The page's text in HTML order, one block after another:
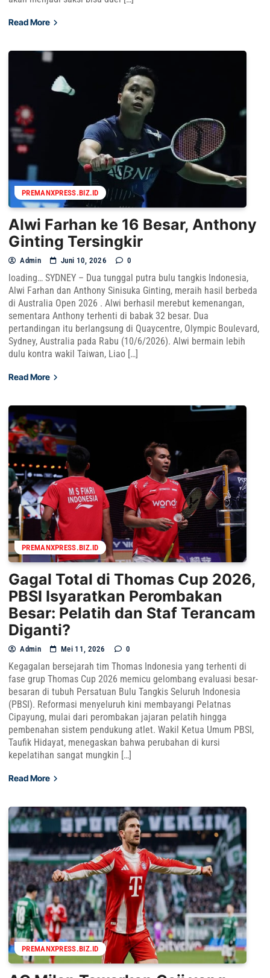
Read More
PREMANXPRESS.BIZ.ID
Alwi Farhan ke 16 Besar, Anthony
Ginting Tersingkir
Admin Juni 10, 2026 0
loading… SYDNEY – Dua tunggal putra bulu tangkis Indonesia,
Alwi Farhan dan Anthony Sinisuka Ginting, meraih hasil berbeda
di Australia Open 2026 . Alwi berhasil merebut kemenangan,
sementara Anthony terhenti di babak 32 besar. Dua
pertandingan itu berlangsung di Quaycentre, Olympic Boulevard,
Sydney, Australia pada Rabu (10/6/2026). Alwi bermain lebih
dulu kontra wakil Taiwan, Liao […]
Read More
PREMANXPRESS.BIZ.ID
Gagal Total di Thomas Cup 2026,
PBSI Isyaratkan Perombakan
Besar: Pelatih dan Staf Terancam
Diganti?
Admin Mei 11, 2026 0
Kegagalan bersejarah tim Thomas Indonesia yang terhenti di
fase grup Thomas Cup 2026 memicu gelombang evaluasi besar-
besaran di tubuh Persatuan Bulu Tangkis Seluruh Indonesia
(PBSI). Reformasi menyeluruh kini membayangi Pelatnas
Cipayung, mulai dari perombakan jajaran pelatih hingga
pembenahan sistem pendukung atlet. Wakil Ketua Umum PBSI,
Taufik Hidayat, menegaskan bahwa perubahan di kursi
kepelatihan sangat mungkin […]
Read More
PREMANXPRESS.BIZ.ID